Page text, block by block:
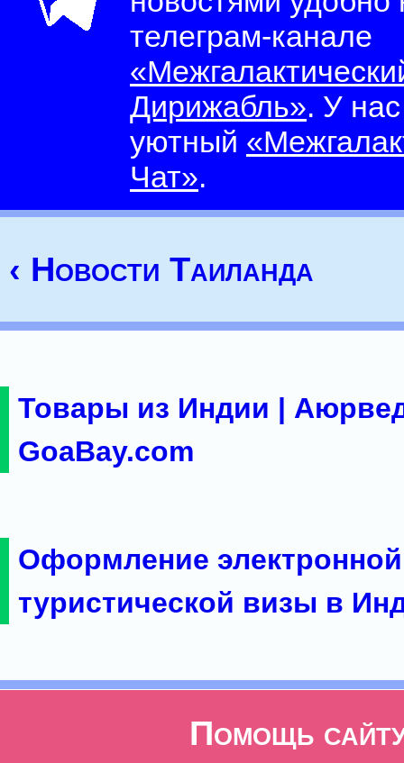
телеграм-канале
Дирижабль». У
уютный
Чат».
‹ Новости Таиланда
Товары из Индии |
GoaBay.com
Оформление электронной
туристической визы в
Помощь